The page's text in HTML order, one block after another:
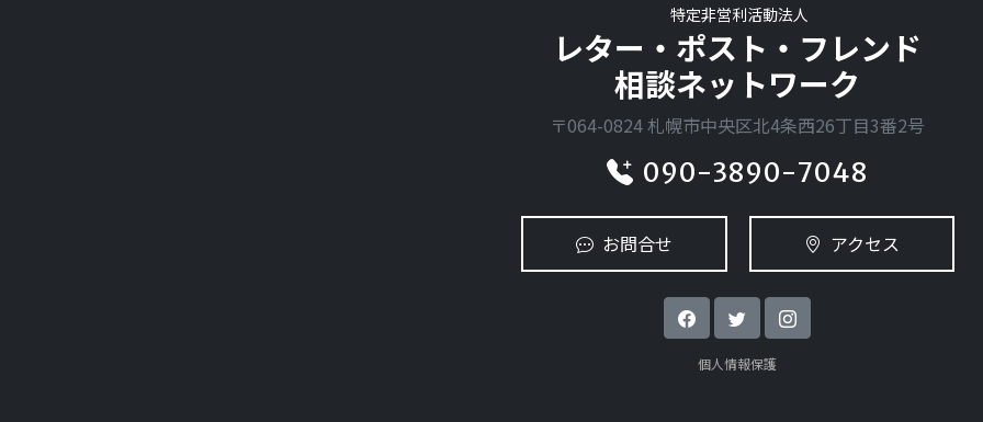
特定非営利活動法人
レター・ポスト・フレンド
相談ネットワーク
〒064-0824 札幌市中央区北4条西26丁目3番2号
090-3890-7048
お問合せ アクセス
個人情報保護